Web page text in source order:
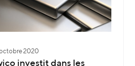
2020
investit dans les